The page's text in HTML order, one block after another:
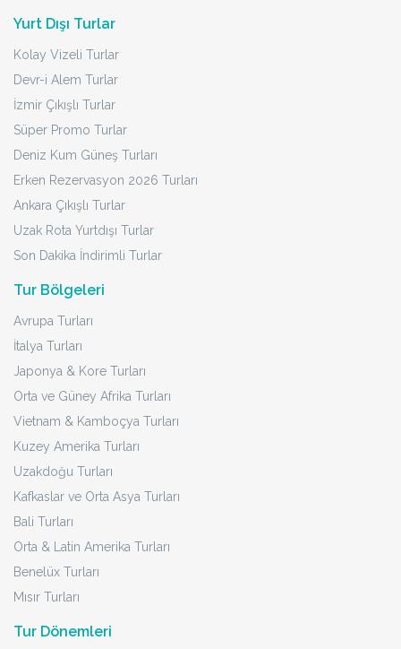
Yurt Dışı Turlar
Kolay Vizeli Turlar
Devr-i Alem Turlar
İzmir Çıkışlı Turlar
Süper Promo Turlar
Deniz Kum Güneş Turları
Erken Rezervasyon 2026 Turları
Ankara Çıkışlı Turlar
Uzak Rota Yurtdışı Turlar
Son Dakika İndirimli Turlar
Tur Bölgeleri
Avrupa Turları
İtalya Turları
Japonya & Kore Turları
Orta ve Güney Afrika Turları
Vietnam & Kamboçya Turları
Kuzey Amerika Turları
Uzakdoğu Turları
Kafkaslar ve Orta Asya Turları
Bali Turları
Orta & Latin Amerika Turları
Benelüx Turları
Mısır Turları
Tur Dönemleri